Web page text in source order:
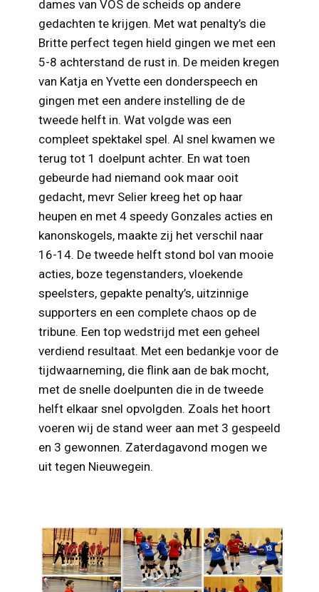
dames van VOS de scheids op andere
gedachten te krijgen. Met wat penalty’s die
Britte perfect tegen hield gingen we met een
5-8 achterstand de rust in. De meiden kregen
van Katja en Yvette een donderspeech en
gingen met een andere instelling de de
tweede helft in. Wat volgde was een
compleet spektakel spel. Al snel kwamen we
terug tot 1 doelpunt achter. En wat toen
gebeurde had niemand ook maar ooit
gedacht, mevr Selier kreeg het op haar
heupen en met 4 speedy Gonzales acties en
kanonskogels, maakte zij het verschil naar
16-14. De tweede helft stond bol van mooie
acties, boze tegenstanders, vloekende
speelsters, gepakte penalty’s, uitzinnige
supporters en een complete chaos op de
tribune. Een top wedstrijd met een geheel
verdiend resultaat. Met een bedankje voor de
tijdwaarneming, die flink aan de bak mocht,
met de snelle doelpunten die in de tweede
helft elkaar snel opvolgden. Zoals het hoort
voeren wij de stand weer aan met 3 gespeeld
en 3 gewonnen. Zaterdagavond mogen we
uit tegen Nieuwegein.